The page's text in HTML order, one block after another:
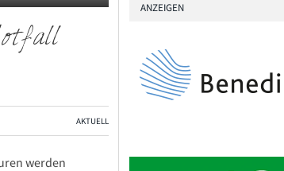
AKTUELL
werden
ANZEIGEN